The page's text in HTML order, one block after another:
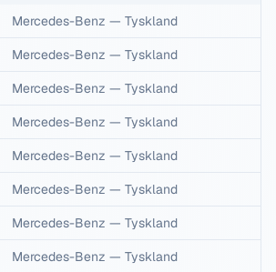
Mercedes-Benz — Tyskland
Mercedes-Benz — Tyskland
Mercedes-Benz — Tyskland
Mercedes-Benz — Tyskland
Mercedes-Benz — Tyskland
Mercedes-Benz — Tyskland
Mercedes-Benz — Tyskland
Mercedes-Benz — Tyskland